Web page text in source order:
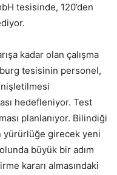
tesisinde, 120’den
kadar olan çalışma
tesisinin personel,
hedefleniyor. Test
planlanıyor. Bilindiği
yürürlüğe girecek yeni
büyük bir adım
kararı almasındaki